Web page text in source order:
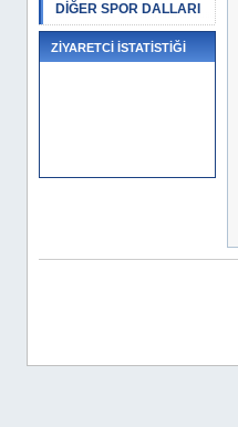
DİĞER SPOR DALLARI
ZİYARETCİ İSTATİSTİĞİ